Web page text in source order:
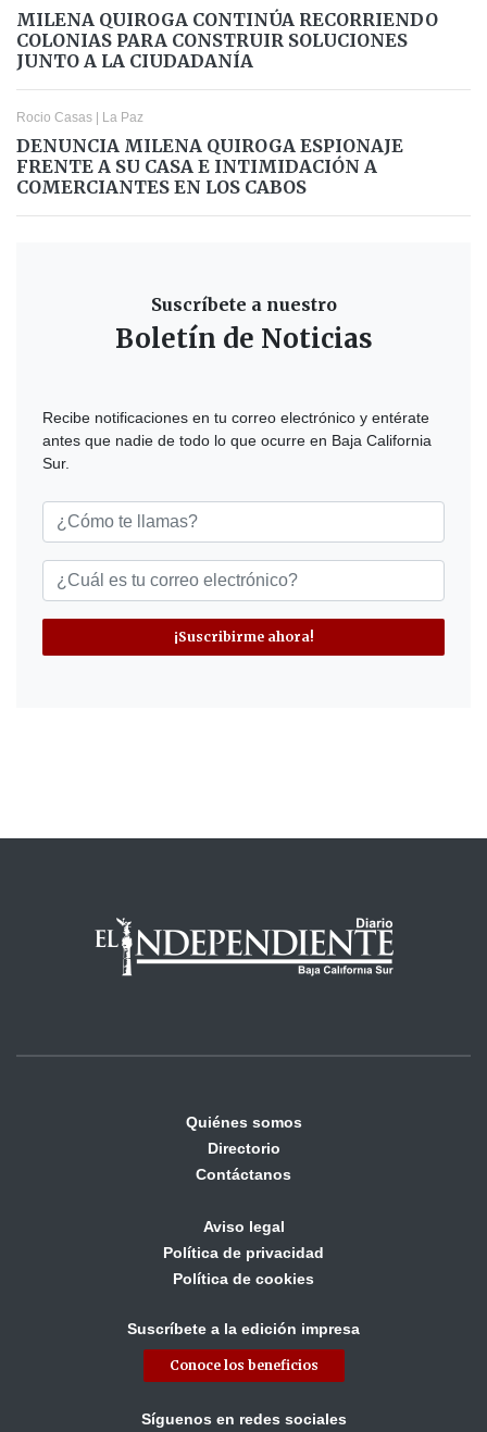
MILENA QUIROGA CONTINÚA RECORRIENDO
COLONIAS PARA CONSTRUIR SOLUCIONES
JUNTO A LA CIUDADANÍA
Rocio Casas | La Paz
DENUNCIA MILENA QUIROGA ESPIONAJE
FRENTE A SU CASA E INTIMIDACIÓN A
COMERCIANTES EN LOS CABOS
Suscríbete a nuestro
Boletín de Noticias
Recibe notificaciones en tu correo electrónico y entérate
antes que nadie de todo lo que ocurre en Baja California
Sur.
¡Suscribirme ahora!
Quiénes somos
Directorio
Contáctanos
Aviso legal
Política de privacidad
Política de cookies
Suscríbete a la edición impresa
Conoce los beneficios
Síguenos en redes sociales